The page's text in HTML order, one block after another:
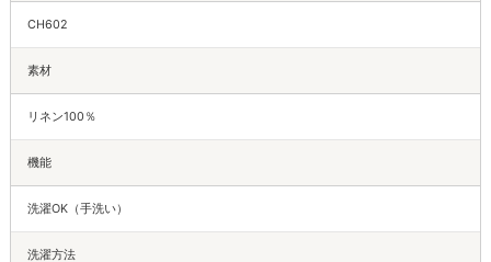
CH602
素材
リネン100％
機能
洗濯OK（手洗い）
洗濯方法